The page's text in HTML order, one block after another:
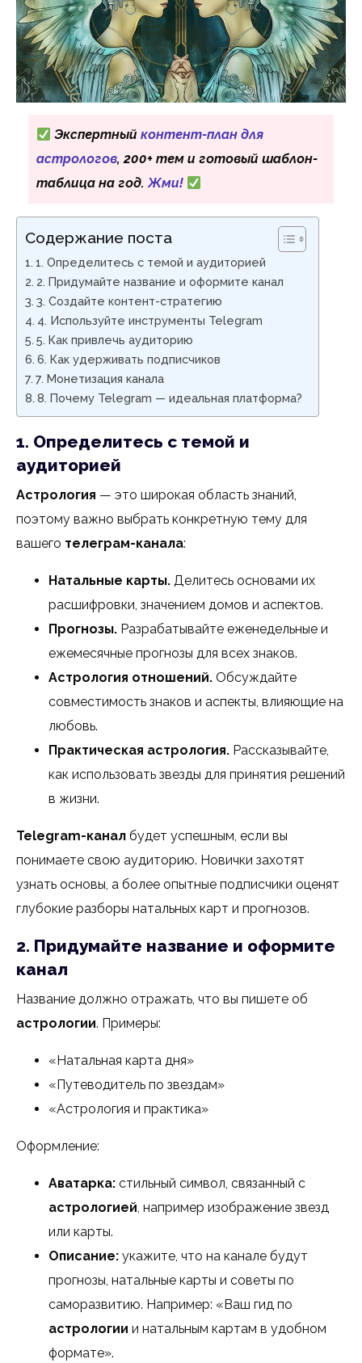
Экспертныйконтент-план для
астрологов, 200+ тем и готовый шаблон-
таблица на год.Жми!
Содержание поста
1. Определитесь с темой и аудиторией
2. Придумайте название и оформите канал
3. Создайте контент-стратегию
4. Используйте инструменты Telegram
5. Как привлечь аудиторию
6. Как удерживать подписчиков
7. Монетизация канала
8. Почему Telegram — идеальная платформа?
1. Определитесь с темой и
аудиторией
Астрология — это широкая область знаний,
поэтому важно выбрать конкретную тему для
вашего телеграм-канала:
Натальные карты. Делитесь основами их
расшифровки, значением домов и аспектов.
Прогнозы. Разрабатывайте еженедельные и
ежемесячные прогнозы для всех знаков.
Астрология отношений. Обсуждайте
совместимость знаков и аспекты, влияющие на
любовь.
Практическая астрология. Рассказывайте,
как использовать звезды для принятия решений
в жизни.
Telegram-канал будет успешным, если вы
понимаете свою аудиторию. Новички захотят
узнать основы, а более опытные подписчики оценят
глубокие разборы натальных карт и прогнозов.
2. Придумайте название и оформите
канал
Название должно отражать, что вы пишете об
астрологии. Примеры:
«Натальная карта дня»
«Путеводитель по звездам»
«Астрология и практика»
Оформление:
Аватарка: стильный символ, связанный с
астрологией, например изображение звезд
или карты.
Описание: укажите, что на канале будут
прогнозы, натальные карты и советы по
саморазвитию. Например: «Ваш гид по
астрологии и натальным картам в удобном
формате».